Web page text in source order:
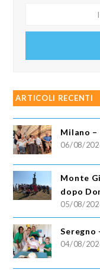
ARTICOLI RECENTI
Milano
06/08/
Monte
dopo
05/08/
Seregno
04/08/